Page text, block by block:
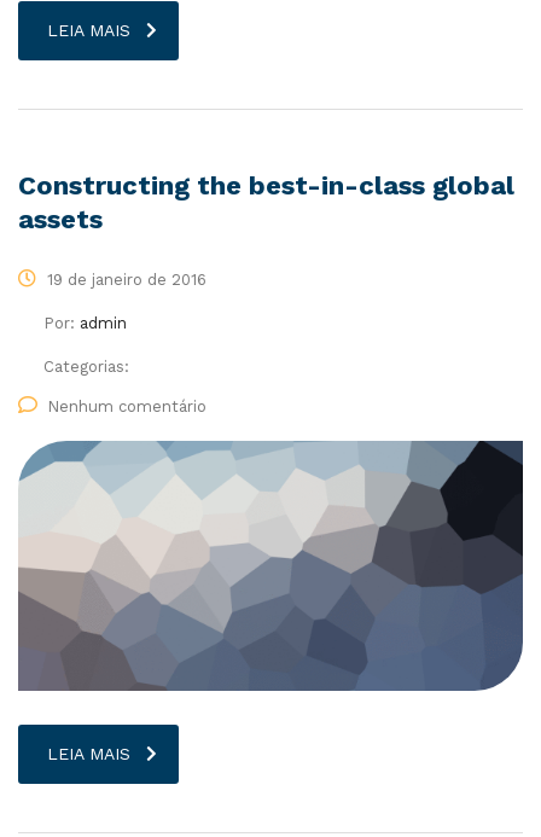
LEIA MAIS
Constructing the best-in-class global
assets
19 de janeiro de 2016
Por: admin
Categorias:
Nenhum comentário
LEIA MAIS